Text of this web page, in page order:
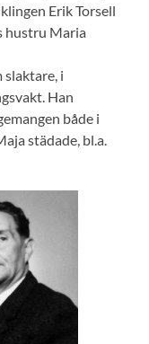
Erik Torsell
hustru Maria
slaktare, i
Han
både i
städade, bl.a.